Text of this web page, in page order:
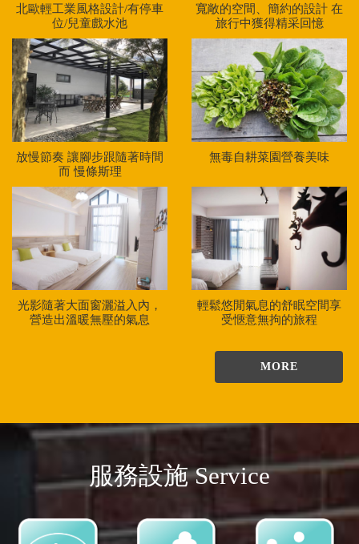
北歐輕工業風格設計/有停車
位/兒童戲水池
寬敞的空間、簡約的設計 在
旅行中獲得精采回憶
放慢節奏 讓腳步跟隨著時間
而 慢條斯理
無毒自耕菜園營養美味
光影隨著大面窗灑溢入內，
營造出溫暖無壓的氣息
輕鬆悠閒氣息的舒眠空間享
受愜意無拘的旅程
MORE
服務設施 Service